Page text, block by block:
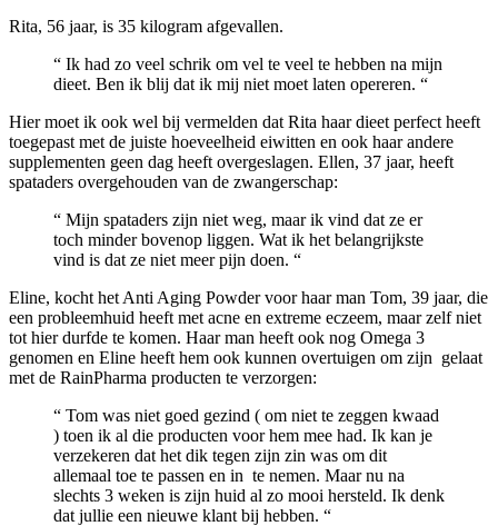
Rita, 56 jaar, is 35 kilogram afgevallen.
“ Ik had zo veel schrik om vel te veel te hebben na mijn
dieet. Ben ik blij dat ik mij niet moet laten opereren. “
Hier moet ik ook wel bij vermelden dat Rita haar dieet perfect heeft
toegepast met de juiste hoeveelheid eiwitten en ook haar andere
supplementen geen dag heeft overgeslagen. Ellen, 37 jaar, heeft
spataders overgehouden van de zwangerschap:
“ Mijn spataders zijn niet weg, maar ik vind dat ze er
toch minder bovenop liggen. Wat ik het belangrijkste
vind is dat ze niet meer pijn doen. “
Eline, kocht het Anti Aging Powder voor haar man Tom, 39 jaar, die
een probleemhuid heeft met acne en extreme eczeem, maar zelf niet
tot hier durfde te komen. Haar man heeft ook nog Omega 3
genomen en Eline heeft hem ook kunnen overtuigen om zijn gelaat
met de RainPharma producten te verzorgen:
“ Tom was niet goed gezind ( om niet te zeggen kwaad
) toen ik al die producten voor hem mee had. Ik kan je
verzekeren dat het dik tegen zijn zin was om dit
allemaal toe te passen en in te nemen. Maar nu na
slechts 3 weken is zijn huid al zo mooi hersteld. Ik denk
dat jullie een nieuwe klant bij hebben. “